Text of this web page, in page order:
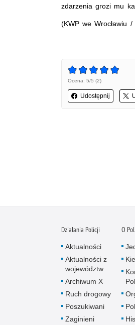
zdarzenia grozi mu
(KWP we Wrocławiu /
Ocena: 5/5 (2)
Udostępnij
Działania Policji
Aktualności
Aktualności z
województw
Archiwum X
Ruch drogowy
Poszukiwani
Zaginieni
O